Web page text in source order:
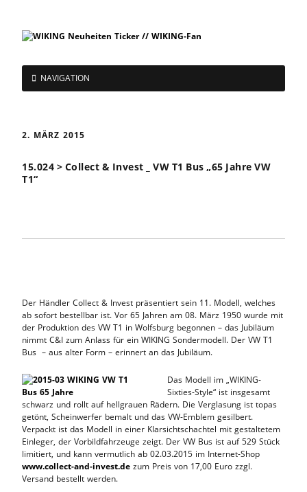
NAVIGATION
2. MÄRZ 2015
15.024 > Collect & Invest _ VW T1 Bus „65 Jahre VW
T1“
Der Händler Collect & Invest präsentiert sein 11. Modell, welches
ab sofort bestellbar ist. Vor 65 Jahren am 08. März 1950 wurde mit
der Produktion des VW T1 in Wolfsburg begonnen – das Jubiläum
nimmt C&I zum Anlass für ein WIKING Sondermodell. Der VW T1
Bus – aus alter Form – erinnert an das Jubiläum.
Das Modell im „WIKING-
Sixties-Style“ ist insgesamt
schwarz und rollt auf hellgrauen Rädern. Die Verglasung ist topas
getönt, Scheinwerfer bemalt und das VW-Emblem gesilbert.
Verpackt ist das Modell in einer Klarsichtschachtel mit gestaltetem
Einleger, der Vorbildfahrzeuge zeigt. Der VW Bus ist auf 529 Stück
limitiert, und kann vermutlich ab 02.03.2015 im Internet-Shop
www.collect-and-invest.de zum Preis von 17,00 Euro zzgl.
Versand bestellt werden.